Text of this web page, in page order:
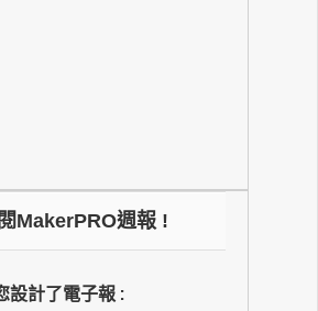
MakerPRO週報 !
設計了電子報 :